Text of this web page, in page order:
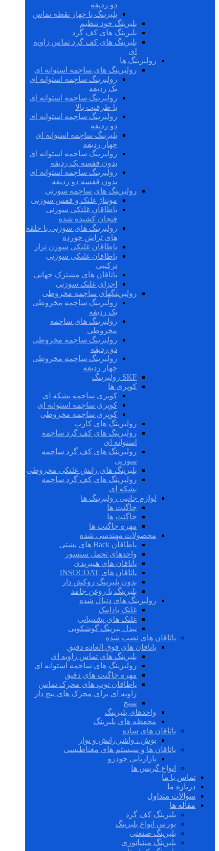
دو ردیفه
بلبرینگ با چهار نقطه تماس
بلبرینگ خود تنظیم
بلبرینگ های کف گرد
بلبرینگ های کف گرد تماس زاویه
ای
رولبرینگ ها
رولبرینگ های ساچمه استوانه ای
رولبرینگ ساچمه استوانه ای
یک ردیفه
رولبرینگ ساچمه استوانه ای
با ظرفیت بالا
رولبرینگ ساچمه استوانه ای
دو ردیفه
بلبرینگ ساچمه استوانه ای
چهار ردیفه
رولبرینگ ساچمه استوانه ای
بدون قفسه یک ردیفه
رولبرینگ ساچمه استوانه ای
بدون قفسه دو ردیفه
رولبرینگ های ساچمه سوزنی
مونتاژ غلتک و قفس سوزنی
یاطاقان غلتکی سوزنی
فنجان کشیده شده
رولبرینگ های سوزنی با حلقه
های تراش خورده
یاطاقان غلتکی سوزن تراز
یاطاقان غلتکی سوزنی
ترکیبی
یاتاقان های مشترک جهانی
اجزای غلتک سوزنی
رولبرینگهای ساچمه مخروطی
رولبرینگ ساچمه مخروطی
یک ردیفه
رولبرینگ های ساچمه
مخروطی
رولبرینگ ساچمه مخروطی
دو ردیفه
رولبرینگ ساچمه مخروطی
چهار ردیفه
SKF رولبرینگ
کوپری ها
کوپری ساچمه بشکه ای
کوپری ساچمه استوانه ای
کوپری ساچمه مخروطی
رولبرینگ های کارب
رولبرینگ های کف گرد ساچمه
استوانه ای
رولبرینگ های کف گرد ساچمه
سوزنی
بلبرینگ های رانش غلتکی مخروطی
رولبرینگ های کف گرد ساچمه
بشکه ای
لوازم جانبی رولبرینگ ها
چاگنت ها
چاگنت ها
مهره چاگنت ها
محصولات مهندسی شده
یاطاقان Back های پشتی
واحدهای تحمل سنسور
یاتاقان های هیبریدی
یاتاقان های INSOCOAT
بدون بلبرینگ روکش دار
بلبرینگ با روغن جامد
رولبرینگ های دنبال شده
غلتک بادامک
غلتک های پشتیبانی
نیدل بیرینگ گوشکوبی
یاتاقان های نصب شده
یاتاقان های فوق العاده دقیق
بلبرینگ های تماس زاویه ای
رولبرینگ های ساچمه استوانه ای
مهره چاگنت های دقیق
یاطاقان توپ های محرک تماس
زاویه ای برای محرک های پیچ دار
سنج
واحدهای بلبرینگ
محفظه های بلبرینگ
یاتاقان های ساده
بوش ، واشر رانش و نوار
یاتاقان ها و سیستم های مغناطیسی
بازاریابی خودرو
انواع گریس ها
تماس با ما
درباره ما
سوالات متداول
مقاله ها
بلبرینگ کف گرد
بورس انواع بلبرینگ
بلبرینگ صنعتی
بلبرینگ مینیاتوری